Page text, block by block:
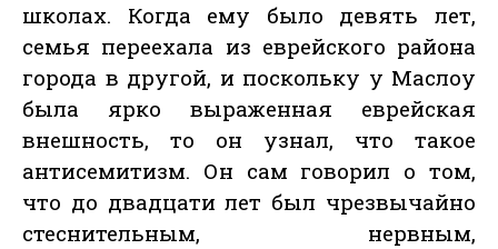
школах. Когда ему было девять лет,
семья переехала из еврейского района
города в другой, и поскольку у Маслоу
была ярко выраженная еврейская
внешность, то он узнал, что такое
антисемитизм. Он сам говорил о том,
что до двадцати лет был чрезвычайно
стеснительным, нервным,